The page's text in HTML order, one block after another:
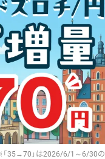
35→70」は2026/6/1～6/30の